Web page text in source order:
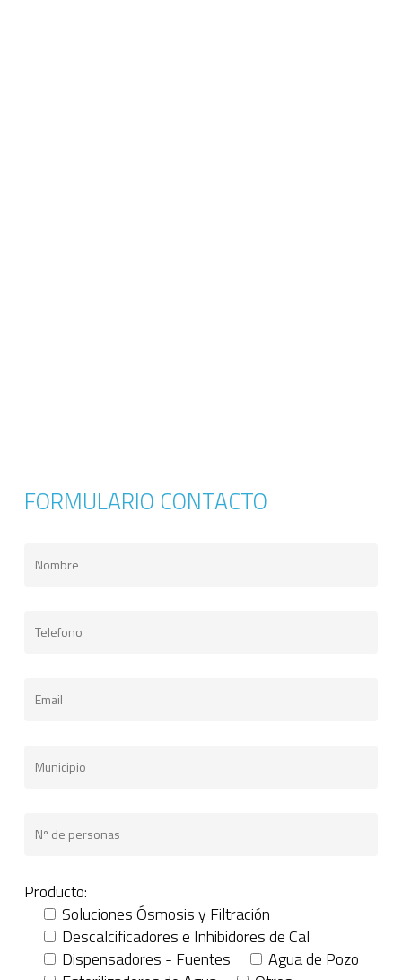
FORMULARIO CONTACTO
Producto:
Soluciones Ósmosis y Filtración
Descalcificadores e Inhibidores de Cal
Dispensadores - Fuentes
Agua de Pozo